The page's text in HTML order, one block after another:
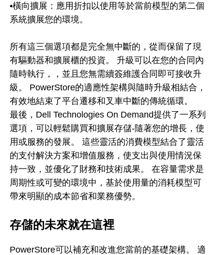
•橫向擴展：應用折扣以使用等於當前模型的第二個
系統擴展您的環境。
所有這三個選項都是完全無中斷的，從而保留了現
有驅動器和擴展櫃的投資。 升級可以在您的合同內
隨時執行，，並且您無需續簽維護合同即可接收升
級。 PowerStore的適應性架構與隨時升級相結合，
有效地結束了平台遷移和叉車中斷的傳統循環。
最後，Dell Technologies On Demand提供了一系列
選項，可以輕鬆購買和擴展存儲-隨著您的增長，使
用或服務的發展。 這些靈活的消費模型結合了靈活
的支付解決方案和增值服務，使支出與使用情況保
持一致，並優化了財務和技術成果。 在容量需求是
周期性或可變的環境中，基於使用量的消耗模型可
帶來明顯的成本節省和業務優勢。
存儲的未來就在這裡
PowerStore可以補充和改進您當前的基礎架構。 適